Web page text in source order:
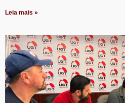
Leia mais »